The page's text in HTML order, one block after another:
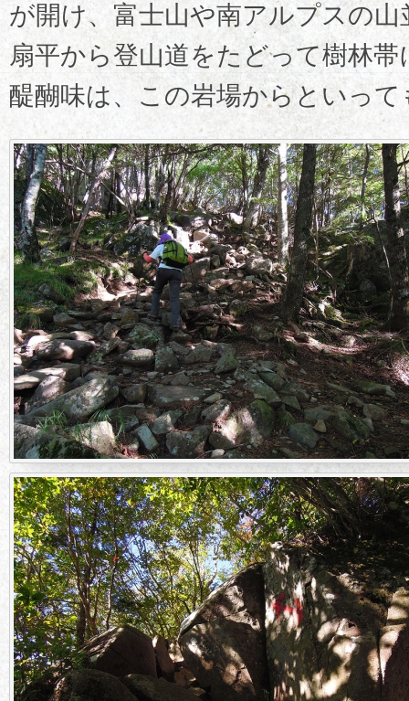
が開け、富士山や南アルプスの
扇平から登山道をたどって樹林
醍醐味は、この岩場からといっ